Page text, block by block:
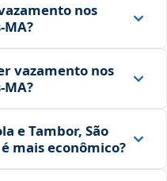
nos
vazamento nos
e Tambor, São
mais econômico?